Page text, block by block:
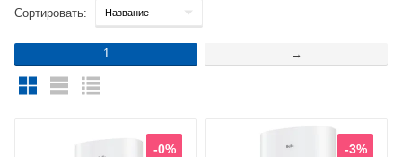
Сортировать:
1 →
-0% -3%